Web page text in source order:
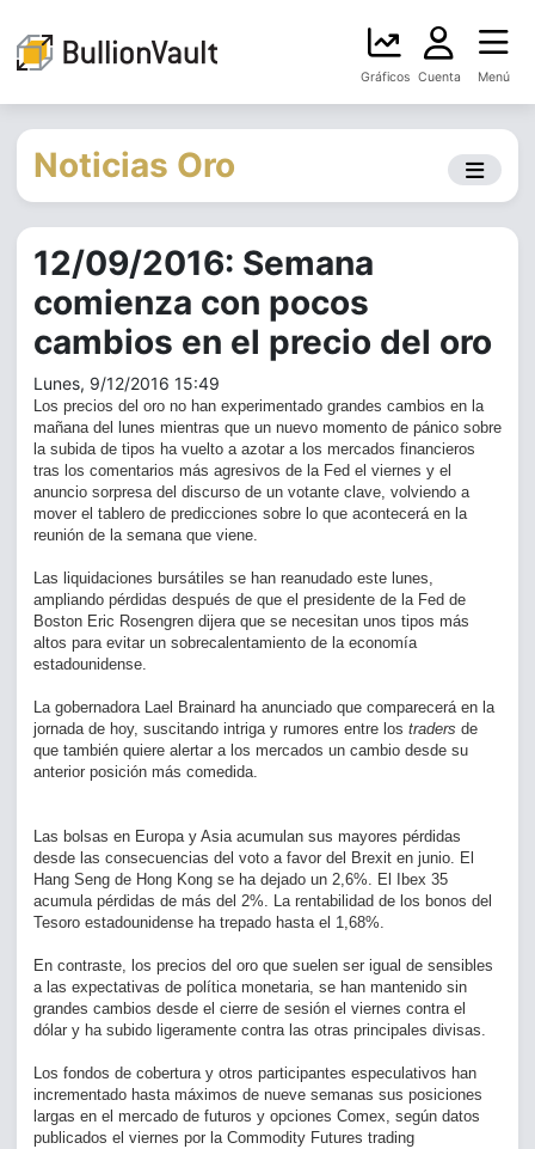
Gráficos Cuenta Menú
Noticias Oro
12/09/2016: Semana
comienza con pocos
cambios en el precio del oro
Lunes, 9/12/2016 15:49
Los precios del oro no han experimentado grandes cambios en la
mañana del lunes mientras que un nuevo momento de pánico sobre
la subida de tipos ha vuelto a azotar a los mercados financieros
tras los comentarios más agresivos de la Fed el viernes y el
anuncio sorpresa del discurso de un votante clave, volviendo a
mover el tablero de predicciones sobre lo que acontecerá en la
reunión de la semana que viene.
Las liquidaciones bursátiles se han reanudado este lunes,
ampliando pérdidas después de que el presidente de la Fed de
Boston Eric Rosengren dijera que se necesitan unos tipos más
altos para evitar un sobrecalentamiento de la economía
estadounidense.
La gobernadora Lael Brainard ha anunciado que comparecerá en la
jornada de hoy, suscitando intriga y rumores entre los traders de
que también quiere alertar a los mercados un cambio desde su
anterior posición más comedida.
Las bolsas en Europa y Asia acumulan sus mayores pérdidas
desde las consecuencias del voto a favor del Brexit en junio. El
Hang Seng de Hong Kong se ha dejado un 2,6%. El Ibex 35
acumula pérdidas de más del 2%. La rentabilidad de los bonos del
Tesoro estadounidense ha trepado hasta el 1,68%.
En contraste, los precios del oro que suelen ser igual de sensibles
a las expectativas de política monetaria, se han mantenido sin
grandes cambios desde el cierre de sesión el viernes contra el
dólar y ha subido ligeramente contra las otras principales divisas.
Los fondos de cobertura y otros participantes especulativos han
incrementado hasta máximos de nueve semanas sus posiciones
largas en el mercado de futuros y opciones Comex, según datos
publicados el viernes por la Commodity Futures trading